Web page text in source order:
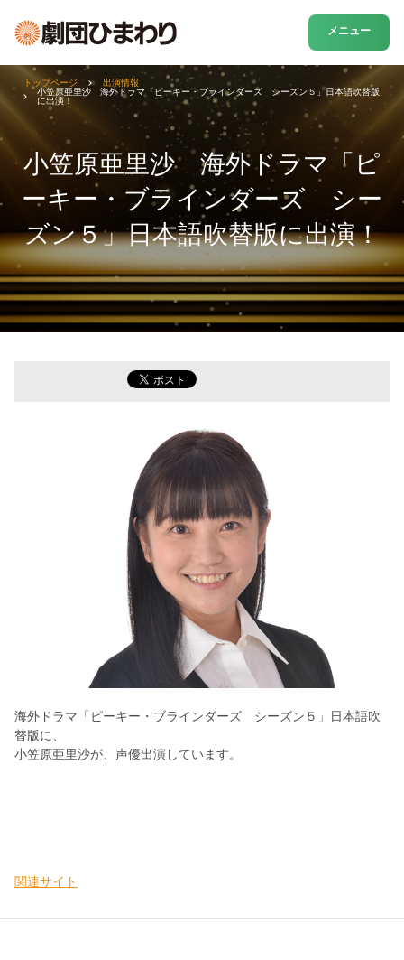
メニュー
小笠原亜里沙 海外ドラマ「ピ
ーキー・ブラインダーズ シー
ズン５」日本語吹替版に出演！
トップページ
出演情報
小笠原亜里沙 海外ドラマ「ピーキー・ブラインダーズ シーズン５」日本語吹替版
に出演！
海外ドラマ「ピーキー・ブラインダーズ シーズン５」日本語吹
替版に、
小笠原亜里沙が、声優出演しています。
関連サイト